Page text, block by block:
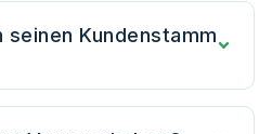
Kundenstamm